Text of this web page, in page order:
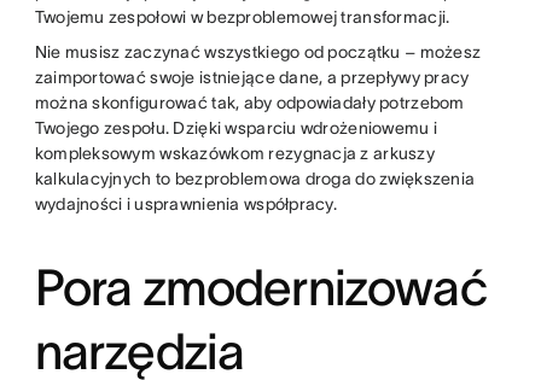
Twojemu zespołowi w bezproblemowej transformacji.
Nie musisz zaczynać wszystkiego od początku – możesz
zaimportować swoje istniejące dane, a przepływy pracy
można skonfigurować tak, aby odpowiadały potrzebom
Twojego zespołu. Dzięki wsparciu wdrożeniowemu i
kompleksowym wskazówkom rezygnacja z arkuszy
kalkulacyjnych to bezproblemowa droga do zwiększenia
wydajności i usprawnienia współpracy.
Pora zmodernizować
narzędzia